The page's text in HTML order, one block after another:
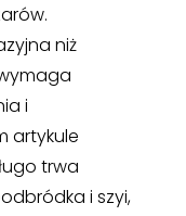
niż
i
artykule
trwa
i szyi,